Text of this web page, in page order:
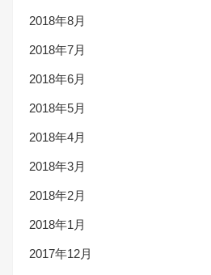
2018年8月
2018年7月
2018年6月
2018年5月
2018年4月
2018年3月
2018年2月
2018年1月
2017年12月